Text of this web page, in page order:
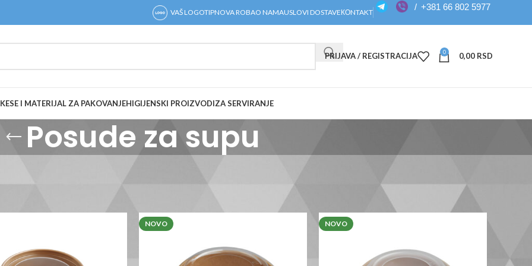
VAŠ LOGOTIPNOVA ROBAO NAMAUSLOVI DOSTAVEКОNTAKT
/ +381 66 802 5977
PRIJAVA / REGISTRACIJA 0 0,00 RSD
KESE I MATERIJAL ZA PAKOVANJEHIGIJENSKI PROIZVODIZA SERVIRANJE
Posude za supu
Show 36
NOVO NOVO